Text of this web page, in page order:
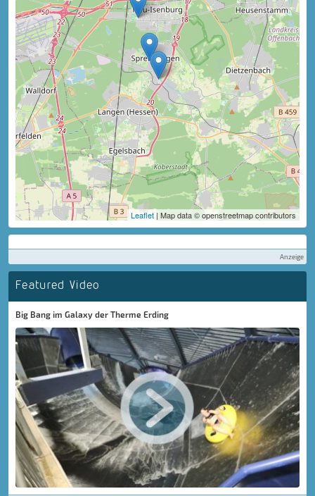
Leaflet | Map data © openstreetmap contributors
Anzeige
Featured Video
Big Bang im Galaxy der Therme Erding